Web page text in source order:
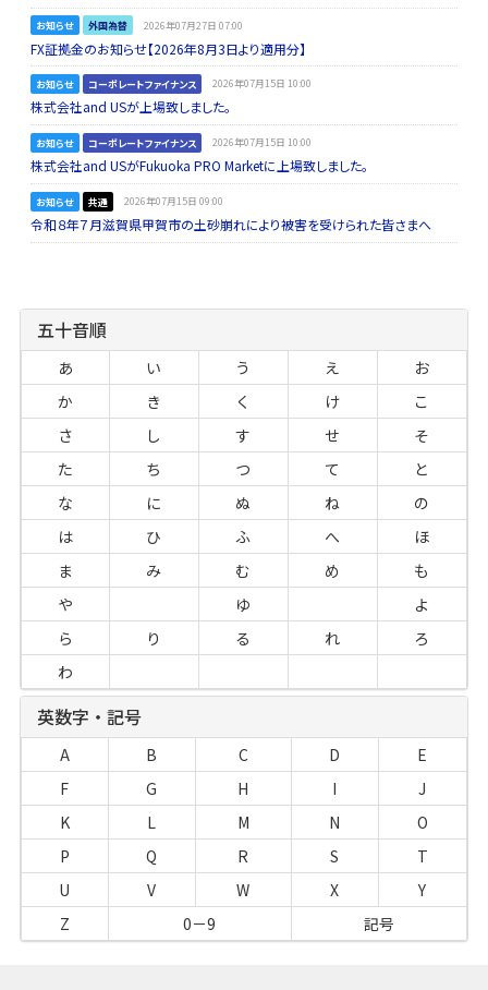
お知らせ 外国為替 2026年07月27日 07:00
FX証拠金のお知らせ【2026年8月3日より適用分】
お知らせ コーポレートファイナンス 2026年07月15日 10:00
株式会社and USが上場致しました。
お知らせ コーポレートファイナンス 2026年07月15日 10:00
株式会社and USがFukuoka PRO Marketに上場致しました。
お知らせ 共通 2026年07月15日 09:00
令和８年７月滋賀県甲賀市の土砂崩れにより被害を受けられた皆さまへ
五十音順
あ い う え
お
か
き く け
こ
さ
し す せ
そ
た
ち つ て
と
な
に ぬ ね
の
は
ひ ふ へ
ほ
ま
み む め
も
や
ゆ
よ
ら
り る れ
ろ
わ
英数字・記号
A B C D
E
F
G H I
J
K
L M N
O
P
Q R S
T
U
V W X
Y
Z
0－9 記号